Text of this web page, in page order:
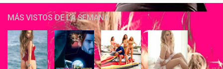
MÁS VISTOS DE LA SEMANA